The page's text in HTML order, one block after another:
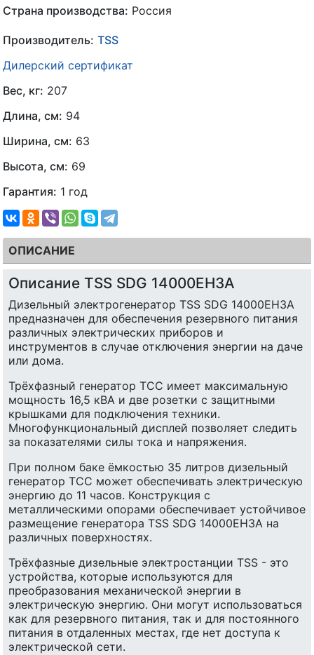
Страна производства: Россия
Производитель: TSS
Дилерский сертификат
Вес, кг: 207
Длина, см: 94
Ширина, см: 63
Высота, см: 69
Гарантия: 1 год
ОПИСАНИЕ
Описание TSS SDG 14000EH3A
Дизельный электрогенератор TSS SDG 14000EH3A
предназначен для обеспечения резервного питания
различных электрических приборов и
инструментов в случае отключения энергии на даче
или дома.
Трёхфазный генератор ТСС имеет максимальную
мощность 16,5 кВА и две розетки с защитными
крышками для подключения техники.
Многофункциональный дисплей позволяет следить
за показателями силы тока и напряжения.
При полном баке ёмкостью 35 литров дизельный
генератор ТСС может обеспечивать электрическую
энергию до 11 часов. Конструкция с
металлическими опорами обеспечивает устойчивое
размещение генератора TSS SDG 14000EH3A на
различных поверхностях.
Трёхфазные дизельные электростанции TSS - это
устройства, которые используются для
преобразования механической энергии в
электрическую энергию. Они могут использоваться
как для резервного питания, так и для постоянного
питания в отдаленных местах, где нет доступа к
электрической сети.